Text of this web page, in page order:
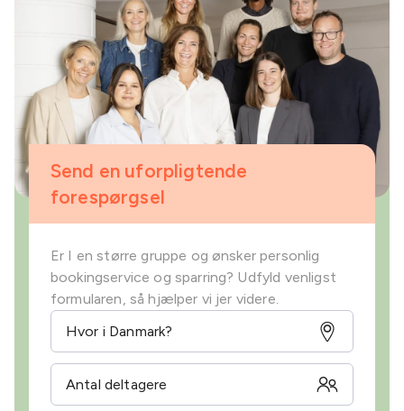
Send en uforpligtende
forespørgsel
Er I en større gruppe og ønsker personlig
bookingservice og sparring? Udfyld venligst
formularen, så hjælper vi jer videre.